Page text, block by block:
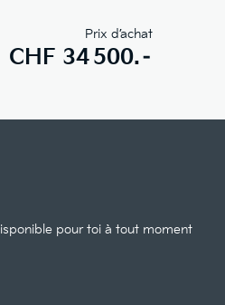
Prix d’achat
CHF 34 500.–
pour toi à tout moment